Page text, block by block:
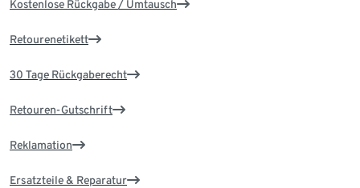
Kostenlose Rückgabe / Umtausch
Retourenetikett
30 Tage Rückgaberecht
Retouren-Gutschrift
Reklamation
Ersatzteile & Reparatur